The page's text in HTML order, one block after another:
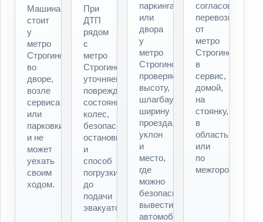
Машина
стоит
у
метро
Строгино,
во
дворе,
возле
сервиса
или
парковки
и не
может
уехать
своим
ходом.
При
ДТП
рядом
с
метро
Строгино
уточняем
повреждения,
состояние
колес,
безопасность
остановки
и
способ
погрузки
до
подачи
эвакуатора.
паркинга
или
двора
у
метро
Строгино
проверяем
высоту,
шлагбаум,
ширину
проезда,
уклон
и
место,
где
можно
безопасно
вывести
автомобиль.
согласовать
перевозку
от
метро
Строгино
в
сервис,
домой,
на
стоянку,
в
область
или
по
межгороду.